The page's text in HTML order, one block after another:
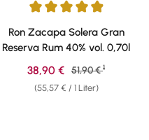
4.88 von 5 Sternen
Durchschnittliche Bewertung
Ron Zacapa Solera Gran
Reserva Rum 40% vol. 0,70l
(55,57 € / 1 Liter)
Verkaufspreis:
38,90 € Regulärer Preis:
51,90 € 1